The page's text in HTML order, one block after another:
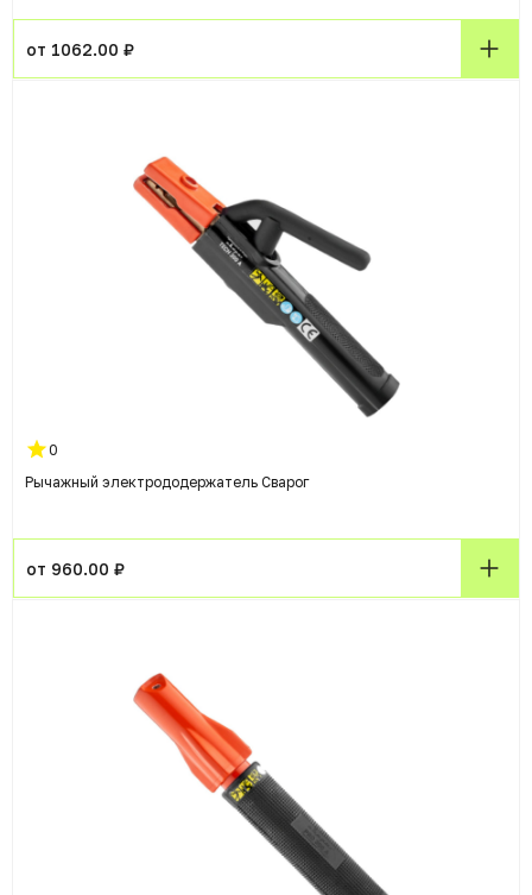
от 1062.00 ₽
0
Рычажный электрододержатель Сварог
от 960.00 ₽